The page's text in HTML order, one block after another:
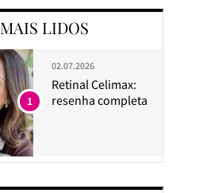
MAIS LIDOS
02.07.2026
Retinal Celimax:
resenha completa
1